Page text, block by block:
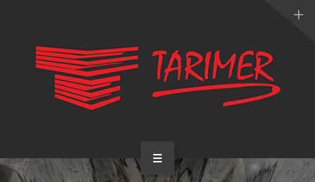
ANA SAYFA